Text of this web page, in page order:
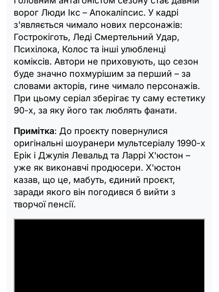
ворог Люди Ікс – Апокаліпсис. У кадрі
з'являється чимало нових персонажів:
Гострокіготь, Леді Смертельний Удар,
Психілока, Колос та інші улюбленці
коміксів. Автори не приховують, що сезон
буде значно похмурішим за перший – за
словами акторів, гине чимало персонажів.
При цьому серіал зберігає ту саму естетику
90-х, за яку його так люблять фанати.
Примітка: До проєкту повернулися
оригінальні шоуранери мультсеріалу 1990-х
Ерік і Джулія Левальд та Ларрі Х'юстон –
уже як виконавчі продюсери. Х'юстон
казав, що це, мабуть, єдиний проєкт,
заради якого він погодився б вийти з
творчої пенсії.